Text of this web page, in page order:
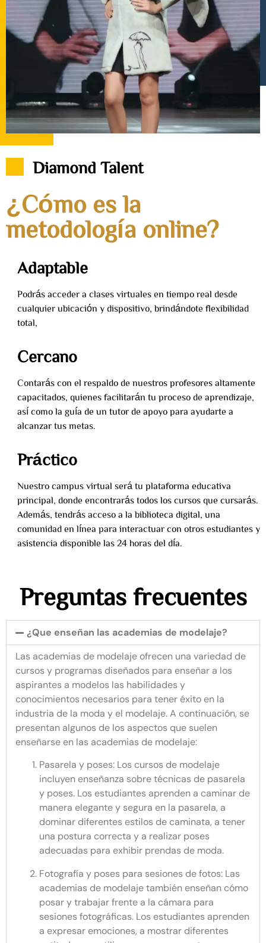
Diamond Talent
¿Cómo es la
metodología online?
Adaptable
Podrás acceder a clases virtuales en tiempo real desde
cualquier ubicación y dispositivo, brindándote flexibilidad
total,
Cercano
Contarás con el respaldo de nuestros profesores altamente
capacitados, quienes facilitarán tu proceso de aprendizaje,
así como la guía de un tutor de apoyo para ayudarte a
alcanzar tus metas.
Práctico
Nuestro campus virtual será tu plataforma educativa
principal, donde encontrarás todos los cursos que cursarás.
Además, tendrás acceso a la biblioteca digital, una
comunidad en línea para interactuar con otros estudiantes y
asistencia disponible las 24 horas del día.
Preguntas frecuentes
¿Que enseñan las academias de modelaje?
Las academias de modelaje ofrecen una variedad de
cursos y programas diseñados para enseñar a los
aspirantes a modelos las habilidades y
conocimientos necesarios para tener éxito en la
industria de la moda y el modelaje. A continuación, se
presentan algunos de los aspectos que suelen
enseñarse en las academias de modelaje:
Pasarela y poses: Los cursos de modelaje
incluyen enseñanza sobre técnicas de pasarela
y poses. Los estudiantes aprenden a caminar de
manera elegante y segura en la pasarela, a
dominar diferentes estilos de caminata, a tener
una postura correcta y a realizar poses
adecuadas para exhibir prendas de moda.
Fotografía y poses para sesiones de fotos: Las
academias de modelaje también enseñan cómo
posar y trabajar frente a la cámara para
sesiones fotográficas. Los estudiantes aprenden
a expresar emociones, a mostrar diferentes